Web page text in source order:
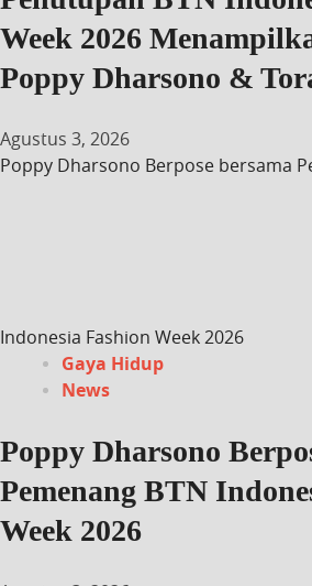
Week 2026
Poppy Dharsono &
Agustus 3, 2026
Poppy Dharsono Berpose bersama
Indonesia Fashion Week 2026
Gaya Hidup
News
Poppy Dharsono
Pemenang BTN
Week 2026